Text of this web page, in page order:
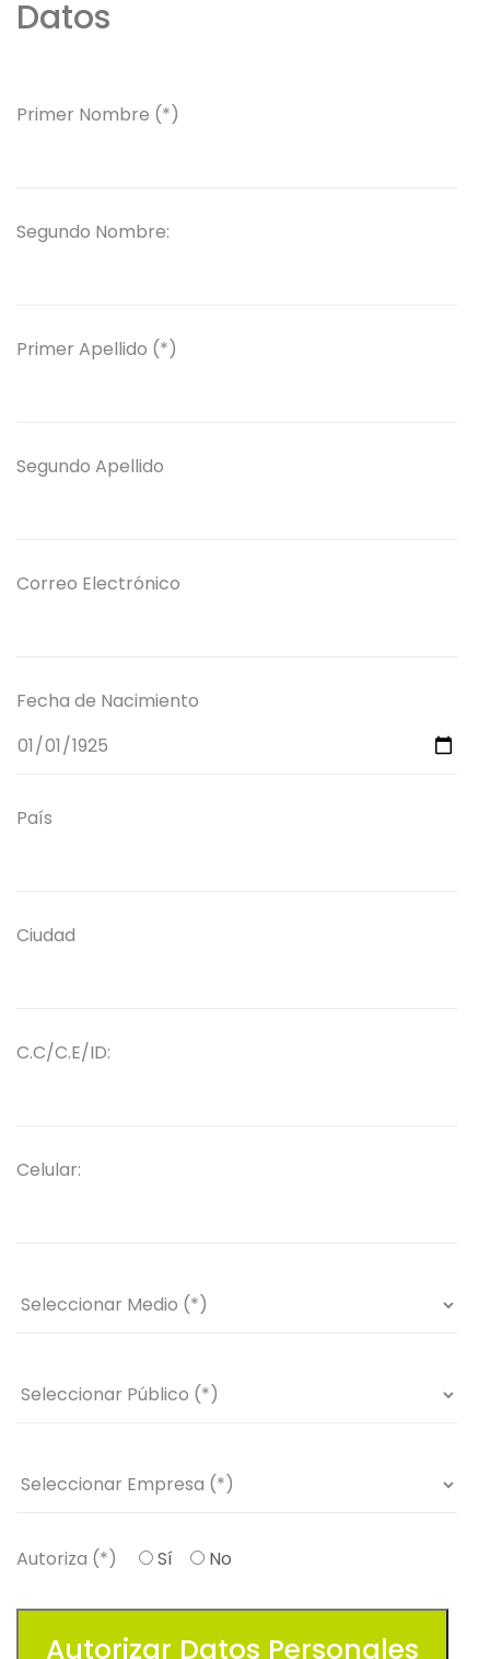
Datos
Primer Nombre (*)
Segundo Nombre:
Primer Apellido (*)
Segundo Apellido
Correo Electrónico
Fecha de Nacimiento
País
Ciudad
C.C/C.E/ID:
Celular:
Autoriza (*) Sí No